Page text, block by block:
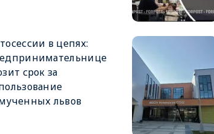
в цепях:
срок за
львов